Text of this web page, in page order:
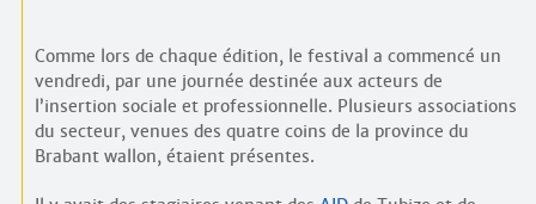
Comme lors de chaque édition, le festival a commencé un
vendredi, par une journée destinée aux acteurs de
l’insertion sociale et professionnelle. Plusieurs associations
du secteur, venues des quatre coins de la province du
Brabant wallon, étaient présentes.